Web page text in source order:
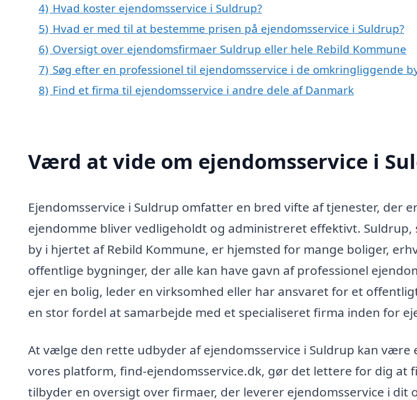
4) Hvad koster ejendomsservice i Suldrup?
5) Hvad er med til at bestemme prisen på ejendomsservice i Suldrup?
6) Oversigt over ejendomsfirmaer Suldrup eller hele Rebild Kommune
7) Søg efter en professionel til ejendomsservice i de omkringliggende
8) Find et firma til ejendomsservice i andre dele af Danmark
Værd at vide om ejendomsservice i
Ejendomsservice i Suldrup omfatter en bred vifte af tjenester, der
ejendomme bliver vedligeholdt og administreret effektivt. Suldrup,
by i hjertet af Rebild Kommune, er hjemsted for mange boliger,
offentlige bygninger, der alle kan have gavn af professionel
ejer en bolig, leder en virksomhed eller har ansvaret for et
en stor fordel at samarbejde med et specialiseret firma inden for
At vælge den rette udbyder af ejendomsservice i Suldrup kan være
vores platform, find-ejendomsservice.dk, gør det lettere for dig at
tilbyder en oversigt over firmaer, der leverer ejendomsservice i dit